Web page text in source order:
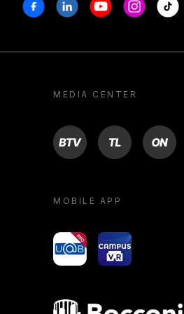
FacebookLinkedinYoutubeInstagram
Tiktok
MEDIA CENTER
BTV TL ON
MOBILE APP
yoU@B Campus VR
Bocconi shop